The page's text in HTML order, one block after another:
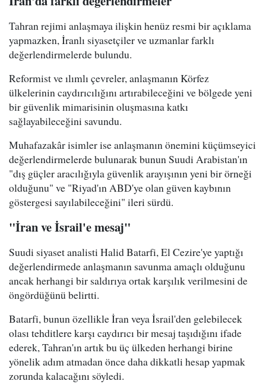
Tahran rejimi anlaşmaya ilişkin henüz resmi bir açıklama
yapmazken, İranlı siyasetçiler ve uzmanlar farklı
değerlendirmelerde bulundu.
Reformist ve ılımlı çevreler, anlaşmanın Körfez
ülkelerinin caydırıcılığını artırabileceğini ve bölgede yeni
bir güvenlik mimarisinin oluşmasına katkı
sağlayabileceğini savundu.
Muhafazakâr isimler ise anlaşmanın önemini küçümseyici
değerlendirmelerde bulunarak bunun Suudi Arabistan'ın
"dış güçler aracılığıyla güvenlik arayışının yeni bir örneği
olduğunu" ve "Riyad'ın ABD'ye olan güven kaybının
göstergesi sayılabileceğini" ileri sürdü.
"İran ve İsrail'e mesaj"
Suudi siyaset analisti Halid Batarfi, El Cezire'ye yaptığı
değerlendirmede anlaşmanın savunma amaçlı olduğunu
ancak herhangi bir saldırıya ortak karşılık verilmesini de
öngördüğünü belirtti.
Batarfi, bunun özellikle İran veya İsrail'den gelebilecek
olası tehditlere karşı caydırıcı bir mesaj taşıdığını ifade
ederek, Tahran'ın artık bu üç ülkeden herhangi birine
yönelik adım atmadan önce daha dikkatli hesap yapmak
zorunda kalacağını söyledi.